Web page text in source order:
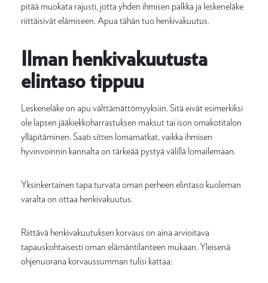
pitää muokata rajusti, jotta yhden ihmisen palkka ja leskeneläke
riittäisivät elämiseen. Apua tähän tuo henkivakuutus.
Ilman henkivakuutusta
elintaso tippuu
Leskeneläke on apu välttämättömyyksiin. Sitä eivät esimerkiksi
ole lapsen jääkiekkoharrastuksen maksut tai ison omakotitalon
ylläpitäminen. Saati sitten lomamatkat, vaikka ihmisen
hyvinvoinnin kannalta on tärkeää pystyä välillä lomailemaan.
Yksinkertainen tapa turvata oman perheen elintaso kuoleman
varalta on ottaa henkivakuutus.
Riittävä henkivakuutuksen korvaus on aina arvioitava
tapauskohtaisesti oman elämäntilanteen mukaan. Yleisenä
ohjenuorana korvaussumman tulisi kattaa: